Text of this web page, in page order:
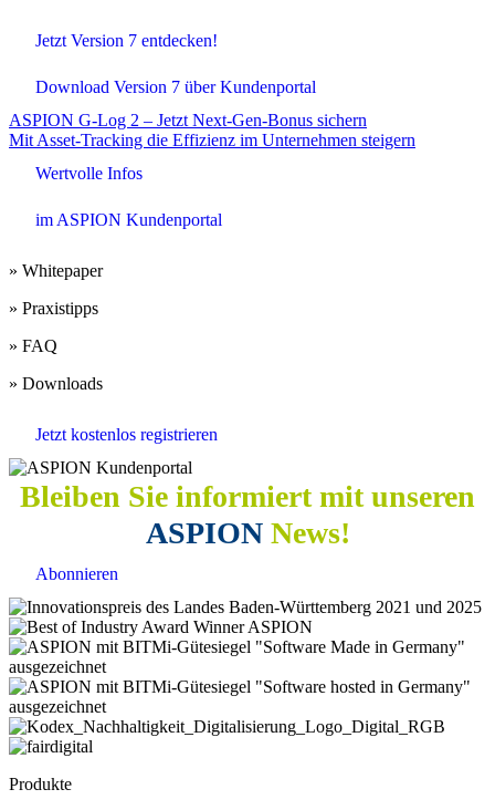
Jetzt Version 7 entdecken!
Download Version 7 über Kundenportal
Beitrags-
Navigation
ASPION G-Log 2 – Jetzt Next-Gen-Bonus sichern
Mit Asset-Tracking die Effizienz im Unternehmen steigern
Wertvolle Infos
im ASPION Kundenportal
» Whitepaper
» Praxistipps
» FAQ
» Downloads
Jetzt kostenlos registrieren
Bleiben Sie informiert mit unseren
ASPION News!
Abonnieren
Produkte